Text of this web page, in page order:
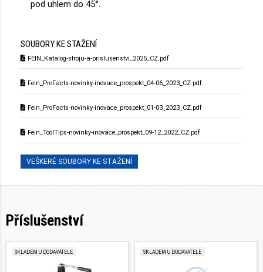
pod uhlem do 45°.
SOUBORY KE STAŽENÍ
FEIN_Katalog-stroju-a-prislusenstvi_2025_CZ.pdf
Fein_ProFacts-novinky-inovace_prospekt_04-06_2023_CZ.pdf
Fein_ProFacts-novinky-inovace_prospekt_01-03_2023_CZ.pdf
Fein_ToolTips-novinky-inovace_prospekt_09-12_2022_CZ.pdf
VEŠKERÉ SOUBORY KE STAŽENÍ
Příslušenství
SKLADEM U DODAVATELE SKLADEM U DODAVATELE